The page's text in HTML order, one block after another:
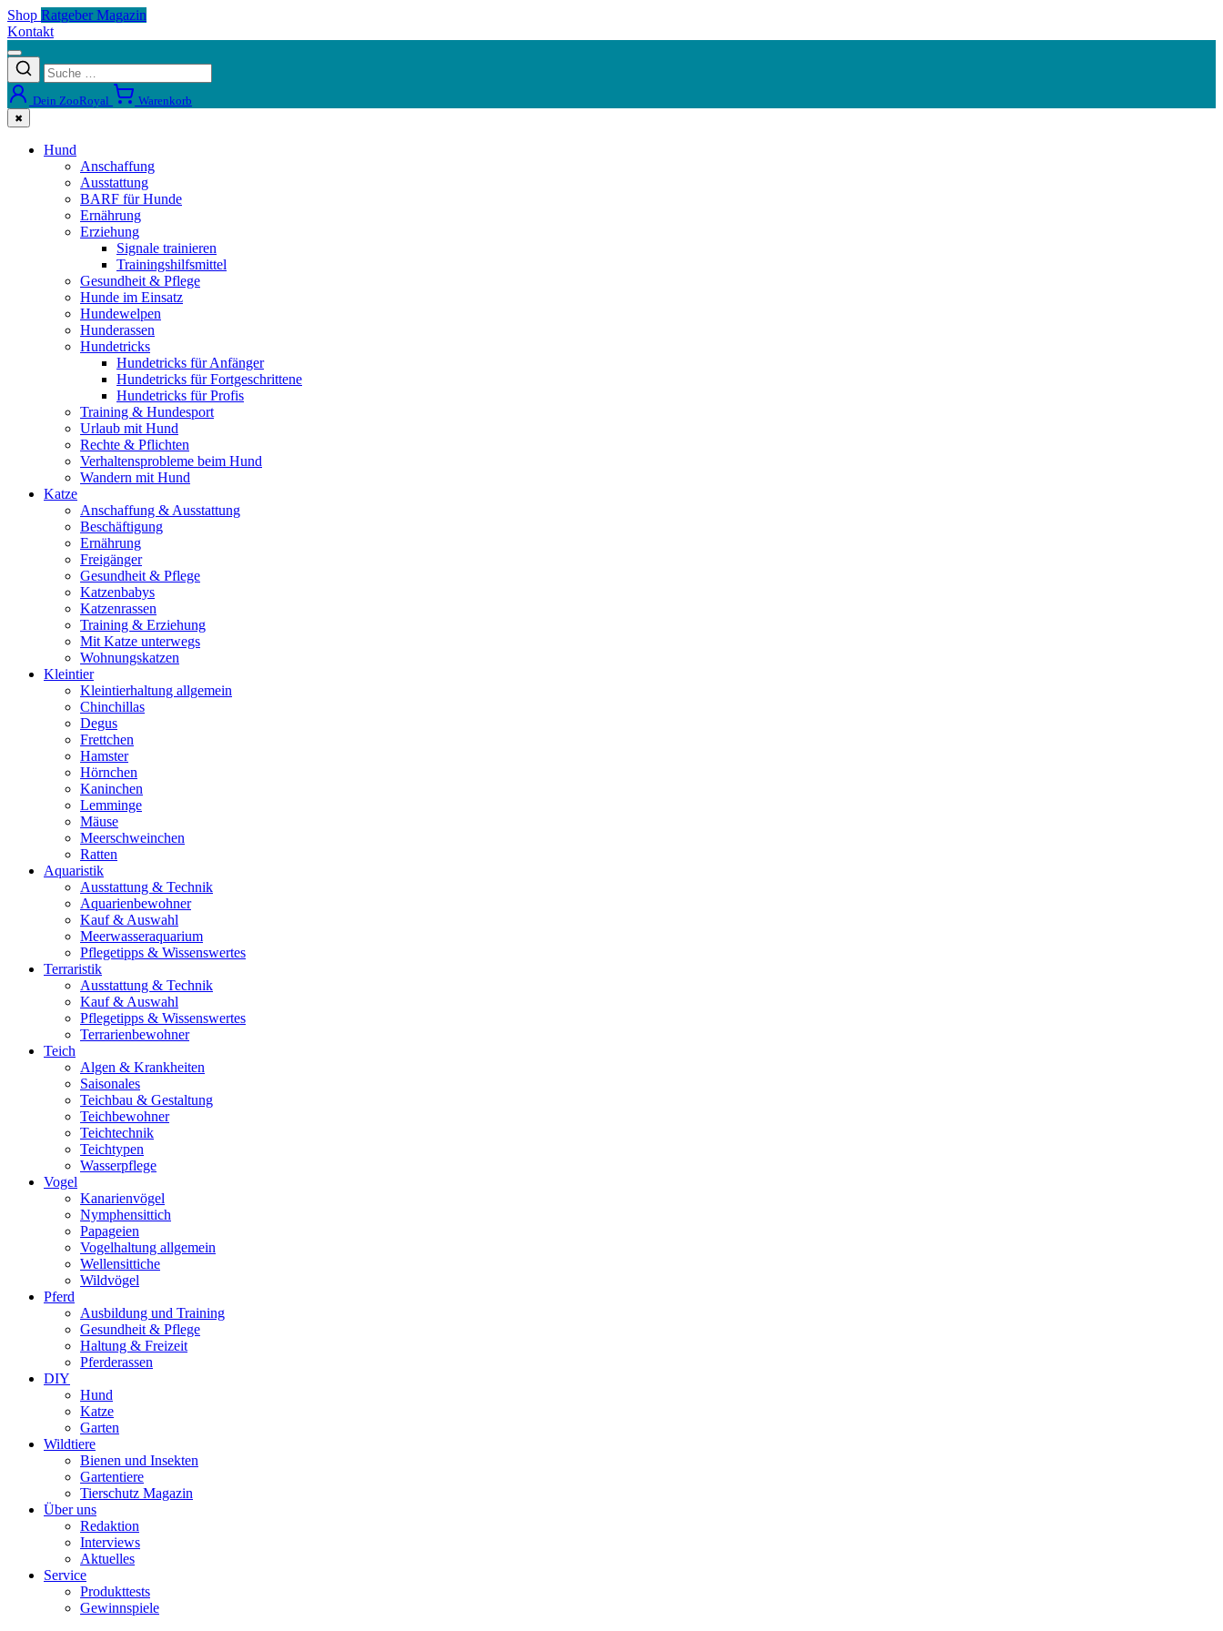
Shop Ratgeber Magazin
Kontakt
Dein ZooRoyal Warenkorb
✖
Hund
Anschaffung
Ausstattung
BARF für Hunde
Ernährung
Erziehung
Signale trainieren
Trainingshilfsmittel
Gesundheit & Pflege
Hunde im Einsatz
Hundewelpen
Hunderassen
Hundetricks
Hundetricks für Anfänger
Hundetricks für Fortgeschrittene
Hundetricks für Profis
Training & Hundesport
Urlaub mit Hund
Rechte & Pflichten
Verhaltensprobleme beim Hund
Wandern mit Hund
Katze
Anschaffung & Ausstattung
Beschäftigung
Ernährung
Freigänger
Gesundheit & Pflege
Katzenbabys
Katzenrassen
Training & Erziehung
Mit Katze unterwegs
Wohnungskatzen
Kleintier
Kleintierhaltung allgemein
Chinchillas
Degus
Frettchen
Hamster
Hörnchen
Kaninchen
Lemminge
Mäuse
Meerschweinchen
Ratten
Aquaristik
Ausstattung & Technik
Aquarienbewohner
Kauf & Auswahl
Meerwasseraquarium
Pflegetipps & Wissenswertes
Terraristik
Ausstattung & Technik
Kauf & Auswahl
Pflegetipps & Wissenswertes
Terrarienbewohner
Teich
Algen & Krankheiten
Saisonales
Teichbau & Gestaltung
Teichbewohner
Teichtechnik
Teichtypen
Wasserpflege
Vogel
Kanarienvögel
Nymphensittich
Papageien
Vogelhaltung allgemein
Wellensittiche
Wildvögel
Pferd
Ausbildung und Training
Gesundheit & Pflege
Haltung & Freizeit
Pferderassen
DIY
Hund
Katze
Garten
Wildtiere
Bienen und Insekten
Gartentiere
Tierschutz Magazin
Über uns
Redaktion
Interviews
Aktuelles
Service
Produkttests
Gewinnspiele